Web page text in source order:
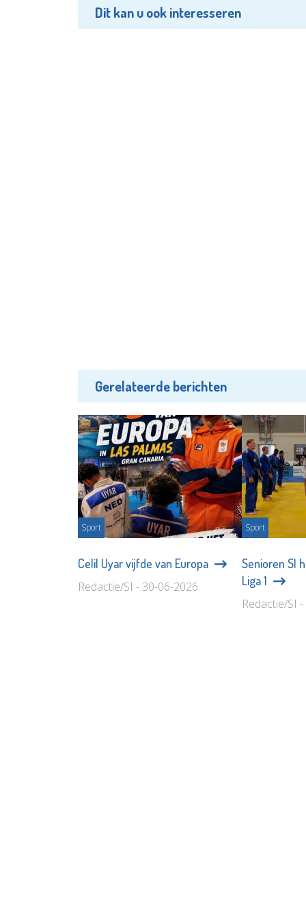
Dit kan u ook interesseren
Gerelateerde berichten
Sport
Celil Uyar vijfde van Europa
Redactie/SI - 30-06-2026
Sport
Senioren SI
Liga 1
Redactie/SI